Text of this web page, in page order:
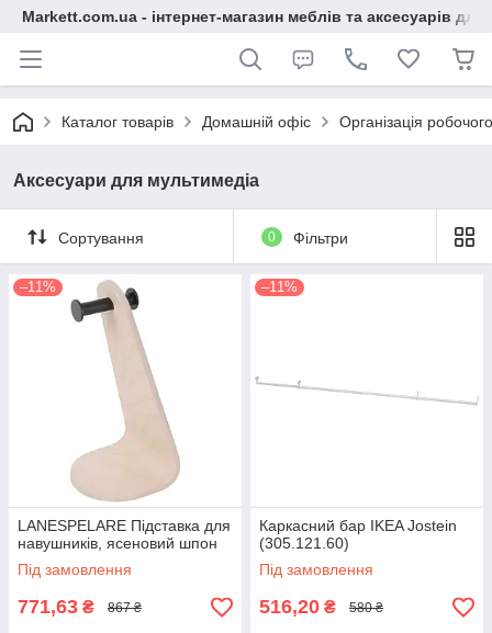
Markett.com.ua - інтернет-магазин меблів та аксесуарів для
Каталог товарів Домашній офіс Організація
Аксесуари для мультимедіа
Сортування 0 Фільтри
–11%
LANESPELARE Підставка для
навушників, ясеновий шпон
Під замовлення
771,63 ₴ 867 ₴
–11%
Каркасний бар IKEA Jostein
(305.121.60)
Під замовлення
516,20 ₴ 580 ₴